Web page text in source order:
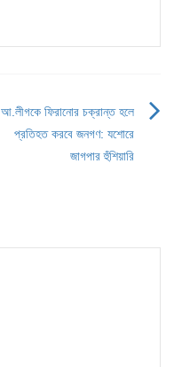
আ.লীগকে ফিরানোর চক্রান্ত হলে
প্রতিহত করবে জনগণ: যশোরে
জাগপার হুঁশিয়ারি